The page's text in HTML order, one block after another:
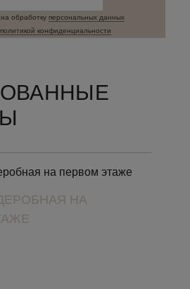
обработку персональных данныx
политикой конфиденциальности
НА